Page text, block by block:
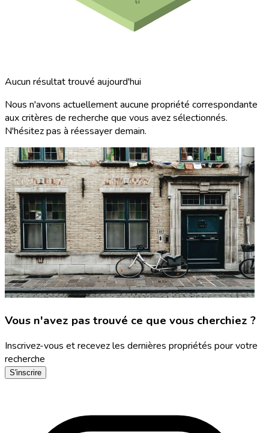
Aucun résultat trouvé aujourd'hui
Nous n'avons actuellement aucune propriété correspondante
aux critères de recherche que vous avez sélectionnés.
N'hésitez pas à réessayer demain.
Vous n'avez pas trouvé ce que vous cherchiez ?
Inscrivez-vous et recevez les dernières propriétés pour votre
recherche
S'inscrire